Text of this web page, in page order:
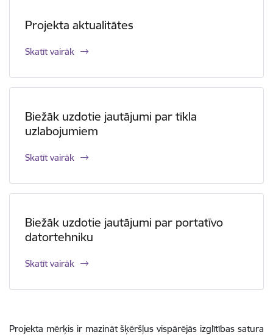
Projekta aktualitātes
Skatīt vairāk
Biežāk uzdotie jautājumi par tīkla
uzlabojumiem
Skatīt vairāk
Biežāk uzdotie jautājumi par portatīvo
datortehniku
Skatīt vairāk
Projekta mērķis ir mazināt šķēršļus vispārējās izglītības satura